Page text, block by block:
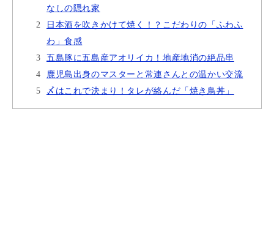
なしの隠れ家
日本酒を吹きかけて焼く！？こだわりの「ふわふ
わ」食感
五島豚に五島産アオリイカ！地産地消の絶品串
鹿児島出身のマスターと常連さんとの温かい交流
〆はこれで決まり！タレが絡んだ「焼き鳥丼」